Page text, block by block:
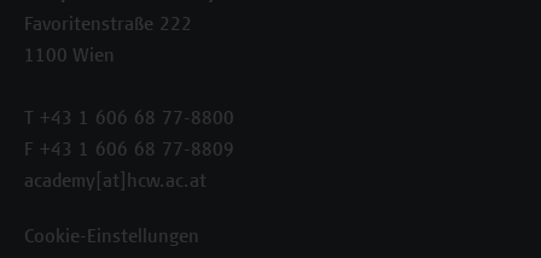
Favoritenstraße 222
1100 Wien
T +43 1 606 68 77-8800
F +43 1 606 68 77-8809
academy[at]hcw.ac.at
Cookie-Einstellungen